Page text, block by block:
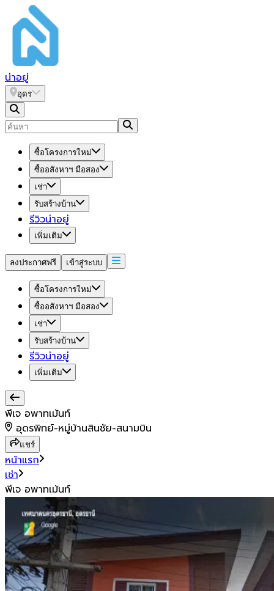
น่าอยู่
อุดร
ซื้อโครงการใหม่
ซื้ออสังหาฯ มือสอง
เช่า
รับสร้างบ้าน
รีวิวน่าอยู่
เพิ่มเติม
ลงประกาศฟรี เข้าสู่ระบบ
ซื้อโครงการใหม่
ซื้ออสังหาฯ มือสอง
เช่า
รับสร้างบ้าน
รีวิวน่าอยู่
เพิ่มเติม
พีเจ อพาทเม้นท์
อุดรพิทย์-หมู่บ้านสินชัย-สนามบิน
แชร์
หน้าแรก
เช่า
พีเจ อพาทเม้นท์